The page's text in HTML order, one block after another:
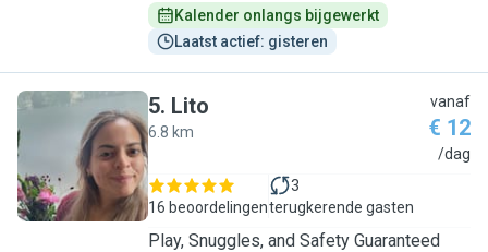
Kalender onlangs bijgewerkt
Laatst actief: gisteren
L
5. Lito
6.8 km
vanaf
€ 12
/dag
16 beoordelingen
3
terugkerende gasten
Play, Snuggles, and Safety Guaranteed